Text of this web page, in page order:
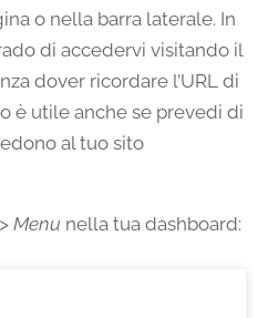
o nella barra laterale. In
di accedervi visitando il
dover ricordare l’URL di
è utile anche se prevedi di
al tuo sito
Menu nella tua dashboard: